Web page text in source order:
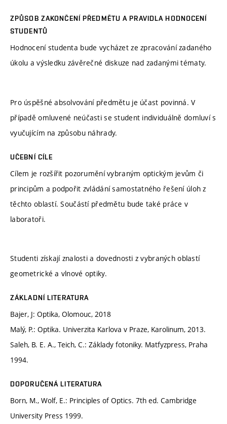
ZPŮSOB ZAKONČENÍ PŘEDMĚTU A PRAVIDLA HODNOCENÍ
STUDENTŮ
Hodnocení studenta bude vycházet ze zpracování zadaného
úkolu a výsledku závěrečné diskuze nad zadanými tématy.
Pro úspěšné absolvování předmětu je účast povinná. V
případě omluvené neúčasti se student individuálně domluví s
vyučujícím na způsobu náhrady.
UČEBNÍ CÍLE
Cílem je rozšířit pozorumění vybraným optickým jevům či
principům a podpořit zvládání samostatného řešení úloh z
těchto oblastí. Součástí předmětu bude také práce v
laboratoři.
Studenti získají znalosti a dovednosti z vybraných oblastí
geometrické a vlnové optiky.
ZÁKLADNÍ LITERATURA
Bajer, J: Optika, Olomouc, 2018
Malý, P.: Optika. Univerzita Karlova v Praze, Karolinum, 2013.
Saleh, B. E. A., Teich, C.: Základy fotoniky. Matfyzpress, Praha
1994.
DOPORUČENÁ LITERATURA
Born, M., Wolf, E.: Principles of Optics. 7th ed. Cambridge
University Press 1999.